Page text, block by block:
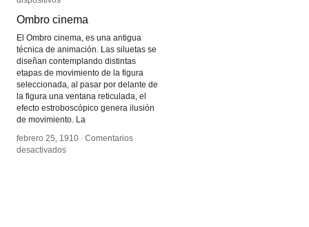
Ombro cinema
El Ombro cinema, es una antigua
técnica de animación. Las siluetas se
diseñan contemplando distintas
etapas de movimiento de la figura
seleccionada, al pasar por delante de
la figura una ventana reticulada, el
efecto estroboscópico genera ilusión
de movimiento. La
febrero 25, 1910 / Comentarios
desactivadosen
Ombro cinema
febrero 25, 1910 / Comentarios
desactivadosen